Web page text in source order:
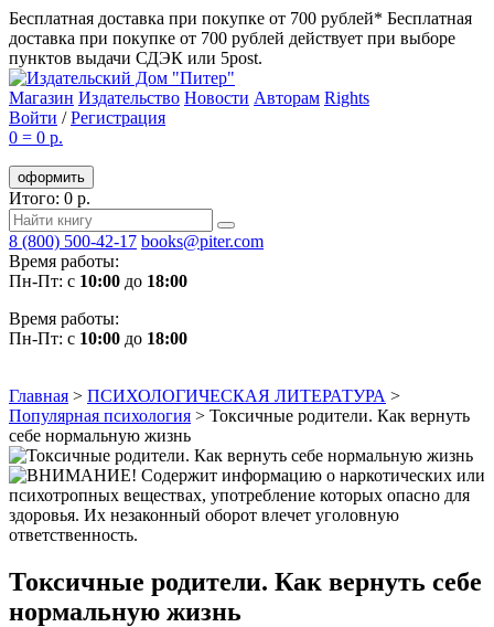
Бесплатная доставка при покупке от 700 рублей* Бесплатная
доставка при покупке от 700 рублей действует при выборе
пунктов выдачи СДЭК или 5post.
Магазин Издательство Новости Авторам Rights
Войти /Регистрация
0 = 0 р.
оформить
Итого: 0 р.
8 (800) 500-42-17 books@piter.com
Время работы:
Пн-Пт: с 10:00 до 18:00
Время работы:
Пн-Пт: с 10:00 до 18:00
Главная > ПСИХОЛОГИЧЕСКАЯ ЛИТЕРАТУРА >
Популярная психология > Токсичные родители. Как вернуть
себе нормальную жизнь
Токсичные родители. Как вернуть себе
нормальную жизнь